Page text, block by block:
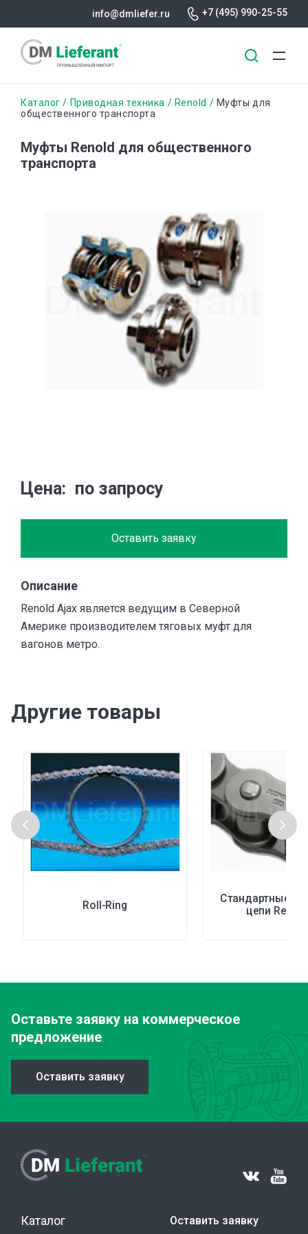
содержанию
info@dmliefer.ru +7 (495) 990-25-55
Строка
Каталог Приводная техника Renold
Муфты для
общественного транспорта
Муфты Renold для общественного
транспорта
Цена по запросу
Оставить заявку
Описание
Renold Ajax является ведущим в Северной
Америке производителем тяговых муфт для
вагонов метро.
Другие товары
Roll-Ring Стандартные
цепи
Оставьте заявку на коммерческое
предложение
Оставить заявку
Каталог Оставить заявку